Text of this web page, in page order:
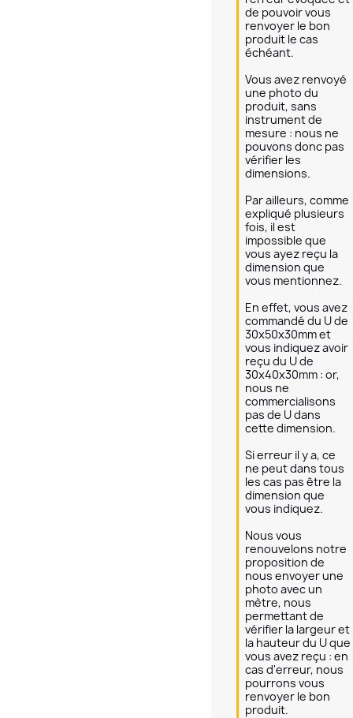
de pouvoir vous
renvoyer le bon
produit le cas
échéant.
Vous avez renvoyé
une photo du
produit, sans
instrument de
mesure : nous ne
pouvons donc pas
vérifier les
dimensions.
Par ailleurs, comme
expliqué plusieurs
fois, il est
impossible que
vous ayez reçu la
dimension que
vous mentionnez.
En effet, vous avez
commandé du U de
30x50x30mm et
vous indiquez avoir
reçu du U de
30x40x30mm : or,
nous ne
commercialisons
pas de U dans
cette dimension.
Si erreur il y a, ce
ne peut dans tous
les cas pas être la
dimension que
vous indiquez.
Nous vous
renouvelons notre
proposition de
nous envoyer une
photo avec un
mètre, nous
permettant de
vérifier la largeur et
la hauteur du U que
vous avez reçu : en
cas d'erreur, nous
pourrons vous
renvoyer le bon
produit.